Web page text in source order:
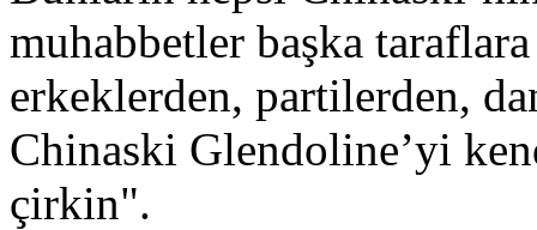
muhabbetler başka
erkeklerden, partilerden,
Chinaski Glendoline’yi
çirkin".